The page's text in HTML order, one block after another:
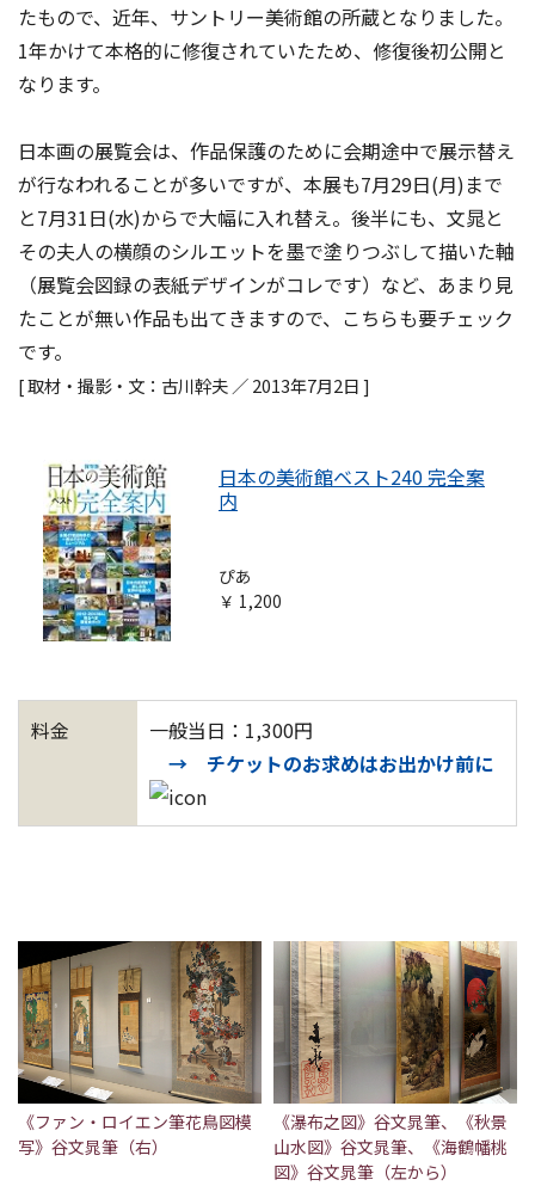
《ファン・ロイエン筆花鳥図模
写》谷文晁筆（右）
《瀑布之図》谷文晁筆、《秋景
山水図》谷文晁筆、《海鶴幡桃
図》谷文晁筆（左から）
たもので、近年、サントリー美術館の所蔵となりました。
1年かけて本格的に修復されていたため、修復後初公開と
なります。
日本画の展覧会は、作品保護のために会期途中で展示替え
が行なわれることが多いですが、本展も7月29日(月)まで
と7月31日(水)からで大幅に入れ替え。後半にも、文晁と
その夫人の横顔のシルエットを墨で塗りつぶして描いた軸
（展覧会図録の表紙デザインがコレです）など、あまり見
たことが無い作品も出てきますので、こちらも要チェック
です。
[ 取材・撮影・文：古川幹夫 ／ 2013年7月2日 ]
日本の美術館ベスト240 完全案
内
ぴあ
￥ 1,200
料金
一般当日：1,300円
→ チケットのお求めはお出かけ前に